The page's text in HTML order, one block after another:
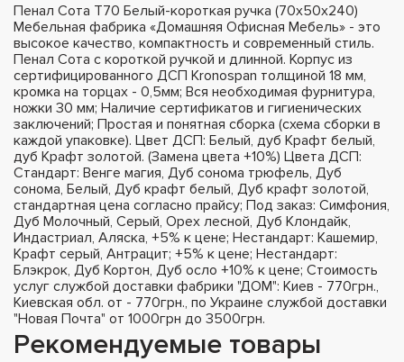
Пенал Сота Т70 Белый-короткая ручка (70х50х240)
Мебельная фабрика «Домашняя Офисная Мебель» - это
высокое качество, компактность и современный стиль.
Пенал Сота с короткой ручкой и длинной. Корпус из
сертифицированного ДСП Kronospan толщиной 18 мм,
кромка на торцах - 0,5мм; Вся необходимая фурнитура,
ножки 30 мм; Наличие сертификатов и гигиенических
заключений; Простая и понятная сборка (схема сборки в
каждой упаковке). Цвет ДСП: Белый, дуб Крафт белый,
дуб Крафт золотой. (Замена цвета +10%) Цвета ДСП:
Стандарт: Венге магия, Дуб сонома трюфель, Дуб
сонома, Белый, Дуб крафт белый, Дуб крафт золотой,
стандартная цена согласно прайсу; Под заказ: Симфония,
Дуб Молочный, Серый, Орех лесной, Дуб Клондайк,
Индастриал, Аляска, +5% к цене; Нестандарт: Кашемир,
Крафт серый, Антрацит; +5% к цене; Нестандарт:
Блэкрок, Дуб Кортон, Дуб осло +10% к цене; Стоимость
услуг службой доставки фабрики "ДОМ": Киев - 770грн.,
Киевская обл. от - 770грн., по Украине службой доставки
"Новая Почта" от 1000грн до 3500грн.
Рекомендуемые товары